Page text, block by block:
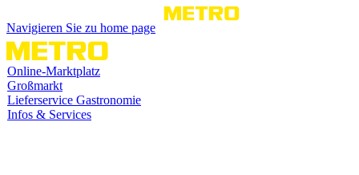
Navigieren Sie zu home page
Online-Marktplatz
Großmarkt
Lieferservice Gastronomie
Infos & Services